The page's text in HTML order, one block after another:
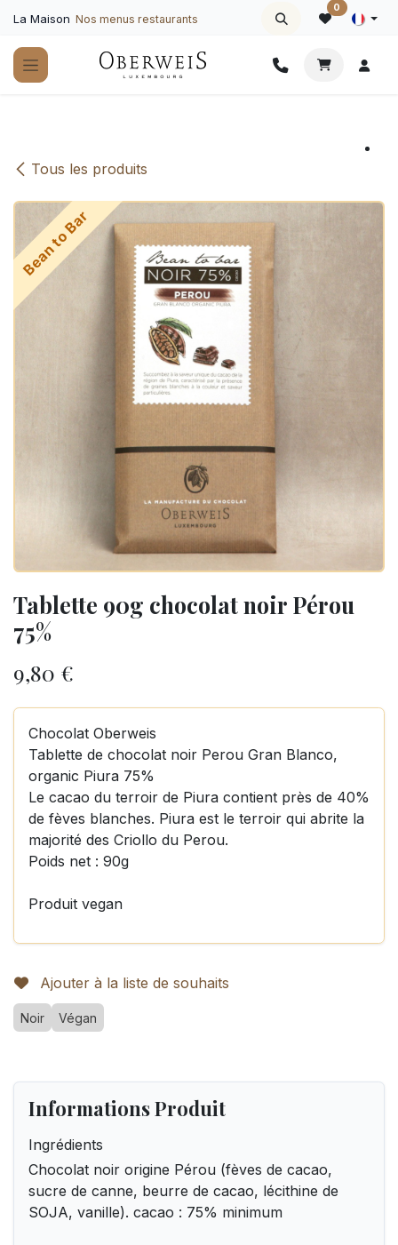
La Maison Nos menus restaurants
0
Tous les produits
Bean to Bar
Tablette 90g chocolat noir Pérou
75%
9,80 €
Chocolat Oberweis
Tablette de chocolat noir Perou Gran Blanco,
organic Piura 75%
Le cacao du terroir de Piura contient près de 40%
de fèves blanches. Piura est le terroir qui abrite la
majorité des Criollo du Perou.
Poids net : 90g
Produit vegan
Ajouter à la liste de souhaits
Noir Végan
Informations Produit
Ingrédients
Chocolat noir origine Pérou (fèves de cacao,
sucre de canne, beurre de cacao, lécithine de
SOJA, vanille). cacao : 75% minimum